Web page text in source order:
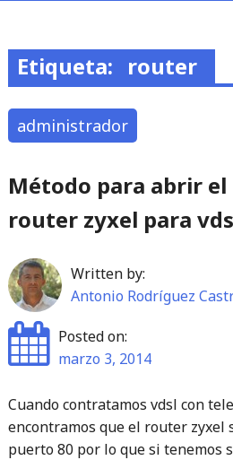
Etiqueta: router
administrador
Método para abrir
router zyxel para
Written by:
Antonio Rodríguez
Posted on:
marzo 3, 2014
Cuando contratamos vdsl con
encontramos que el router zyxel
puerto 80 por lo que si tenemos